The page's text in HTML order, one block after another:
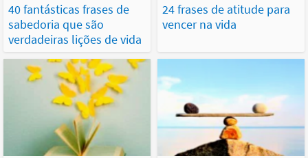
40 fantásticas frases de
sabedoria que são
verdadeiras lições de vida
24 frases de atitude para
vencer na vida